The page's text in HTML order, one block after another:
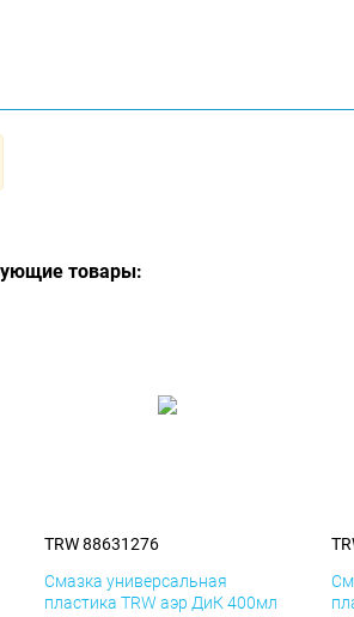
товары:
TRW 88631276
Смазка универсальная
пластика TRW аэр ДиК 400мл